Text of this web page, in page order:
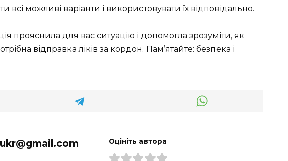
всі можливі варіанти і використовувати їх відповідально.
прояснила для вас ситуацію і допомогла зрозуміти, як
відправка ліків за кордон. Пам’ятайте: безпека і
Оцініть автора